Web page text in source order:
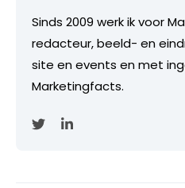
Sinds 2009 werk ik voor
redacteur, beeld- en
site en events en met
Marketingfacts.